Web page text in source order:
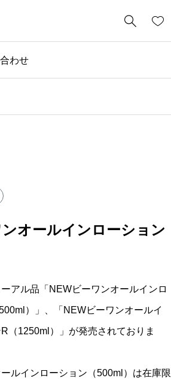

わせ
社長ブログ
ンオールインローション
アル品「NEWビーワンオールインロ
）」、「NEWビーワンオールイ
（1250ml）」が発売されておりま
ールインローション（500ml）は在庫限